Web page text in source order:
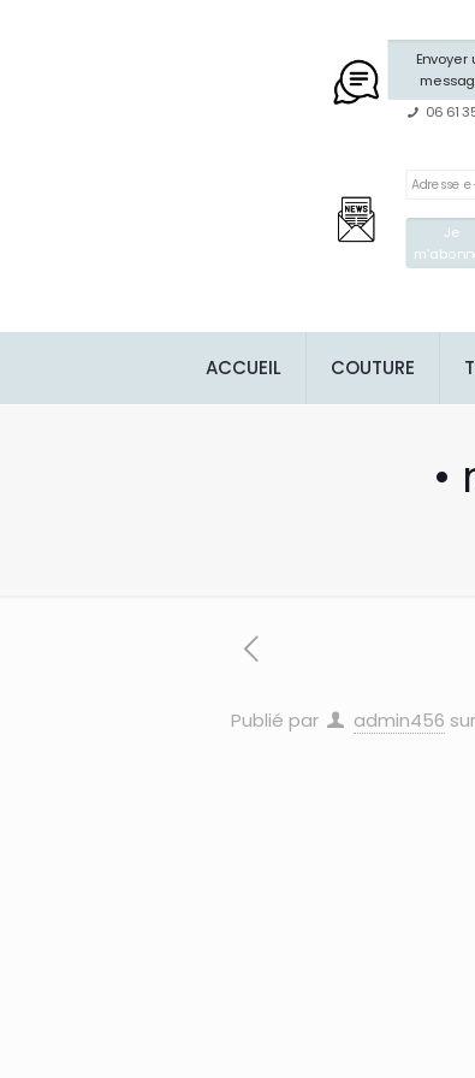
Envoyer
06 61
ACCUEIL COUTURE
•
Publié par admin456 sur